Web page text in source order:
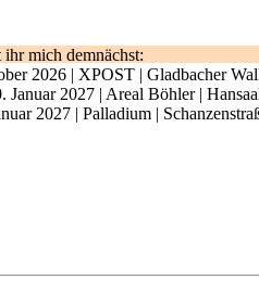
mich demnächst:
2026 | XPOST | Gladbacher
2027 | Areal Böhler |
2027 | Palladium |